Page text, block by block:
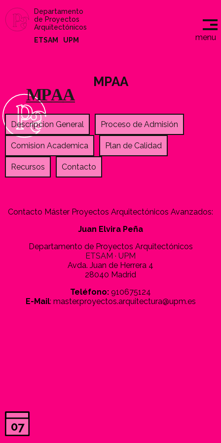
Departamento
de Proyectos
Arquitectónicos
ETSAM
UPM menu
MPAA
Descripcion General Proceso de Admisión
Comision Academica Plan de Calidad
Recursos Contacto
Contacto Máster Proyectos Arquitectónicos Avanzados:
Juan Elvira Peña
Departamento de Proyectos Arquitectónicos
ETSAM · UPM
Avda. Juan de Herrera 4
28040 Madrid
Teléfono: 910675124
E-Mail: master.proyectos.arquitectura@upm.es
07